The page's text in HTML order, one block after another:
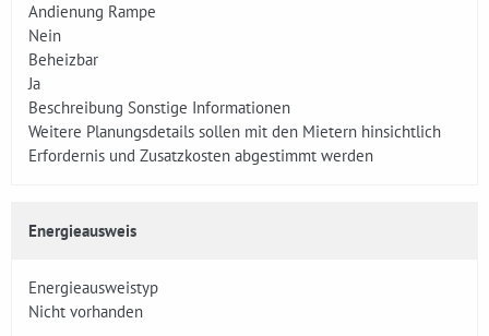
Andienung Rampe
Nein
Beheizbar
Ja
Beschreibung Sonstige Informationen
Weitere Planungsdetails sollen mit den Mietern hinsichtlich
Erfordernis und Zusatzkosten abgestimmt werden
Energieausweis
Energieausweistyp
Nicht vorhanden